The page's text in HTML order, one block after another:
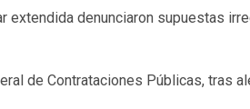
extendida denunciaron supuestas
de Contrataciones Públicas, tras